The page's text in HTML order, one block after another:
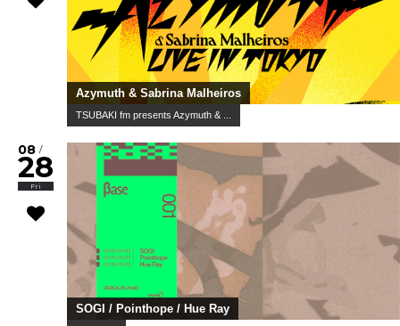
Azymuth & Sabrina Malheiros
TSUBAKI fm presents Azymuth & ...
08 /
28
Fri
SOGI / Pointhope / Hue Ray